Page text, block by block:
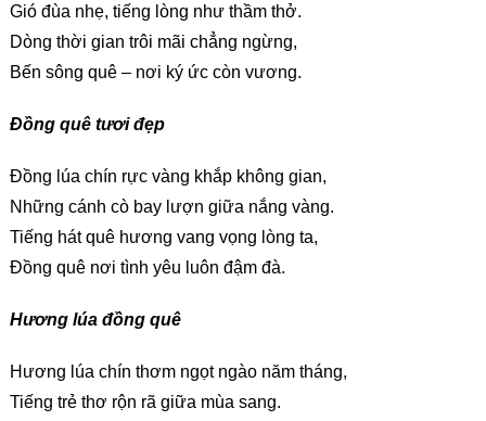
Gió đùa nhẹ, tiếng lòng như thầm thở.
Dòng thời gian trôi mãi chẳng ngừng,
Bến sông quê – nơi ký ức còn vương.
Đồng quê tươi đẹp
Đồng lúa chín rực vàng khắp không gian,
Những cánh cò bay lượn giữa nắng vàng.
Tiếng hát quê hương vang vọng lòng ta,
Đồng quê nơi tình yêu luôn đậm đà.
Hương lúa đồng quê
Hương lúa chín thơm ngọt ngào năm tháng,
Tiếng trẻ thơ rộn rã giữa mùa sang.